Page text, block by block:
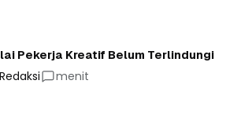
Pekerja Kreatif Belum Terlindungi
menit